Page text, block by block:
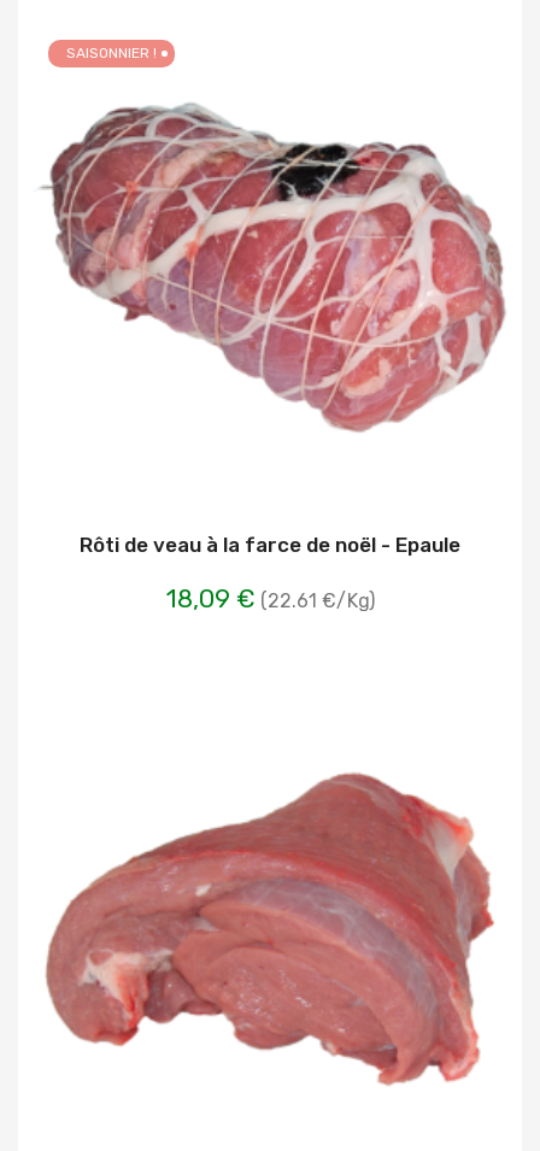
SAISONNIER !
Rôti de veau à la farce de noël - Epaule
18,09 € (22.61 €/Kg)